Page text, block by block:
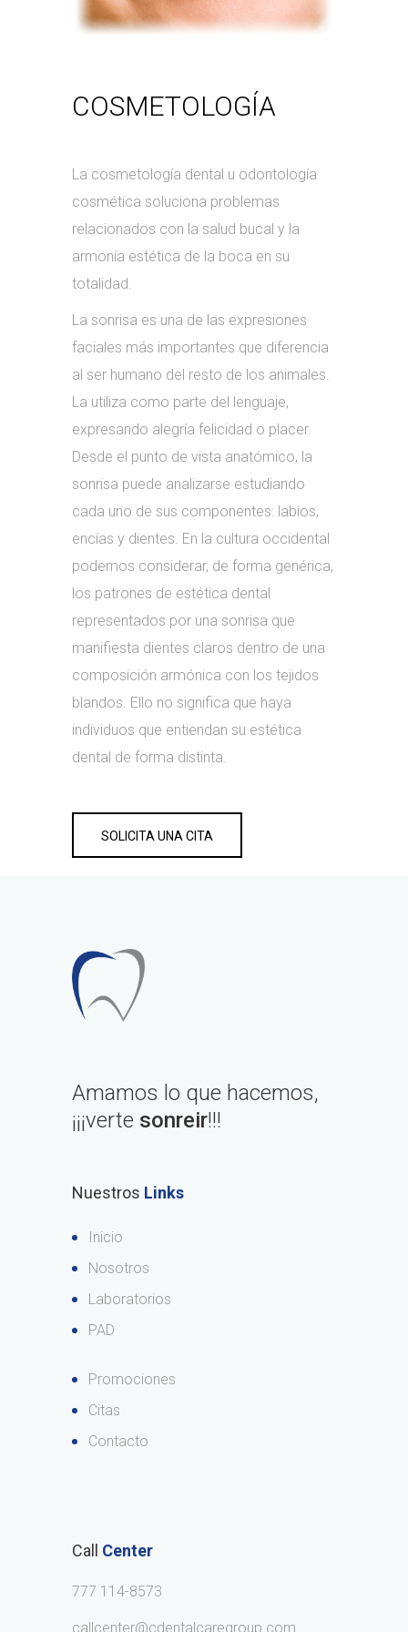
COSMETOLOGÍA
La cosmetología dental u odontología
cosmética soluciona problemas
relacionados con la salud bucal y la
armonía estética de la boca en su
totalidad.
La sonrisa es una de las expresiones
faciales más importantes que diferencia
al ser humano del resto de los animales.
La utiliza como parte del lenguaje,
expresando alegría felicidad o placer.
Desde el punto de vista anatómico, la
sonrisa puede analizarse estudiando
cada uno de sus componentes: labios,
encías y dientes. En la cultura occidental
podemos considerar, de forma genérica,
los patrones de estética dental
representados por una sonrisa que
manifiesta dientes claros dentro de una
composición armónica con los tejidos
blandos. Ello no significa que haya
individuos que entiendan su estética
dental de forma distinta.
SOLICITA UNA CITA
Amamos lo que hacemos,
¡¡¡verte sonreir!!!
Nuestros Links
Inicio
Nosotros
Laboratorios
PAD
Promociones
Citas
Contacto
Call Center
777 114-8573
callcenter@cdentalcaregroup.com